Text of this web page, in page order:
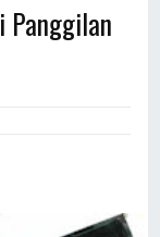
Panggilan